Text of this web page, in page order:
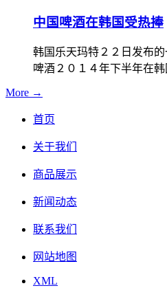
中国啤酒在韩国受热捧
韩国乐天玛特２２日发布
啤酒２０１４年下半年在
More →
首页
关于我们
商品展示
新闻动态
联系我们
网站地图
XML